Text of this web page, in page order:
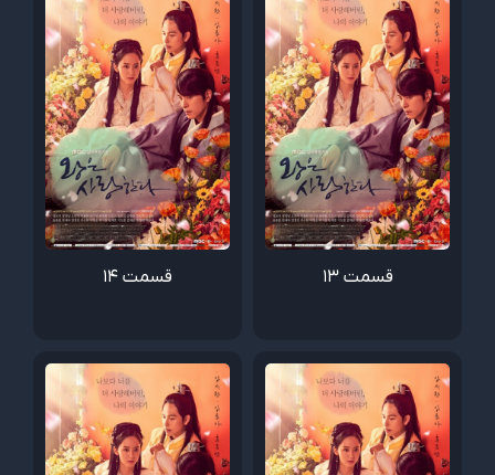
قسمت 13 قسمت 14